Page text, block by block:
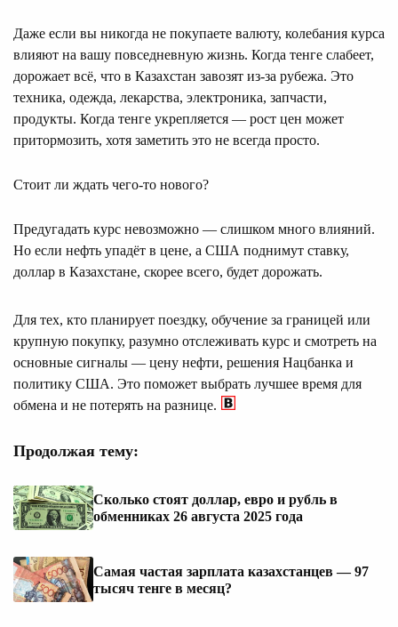
Даже если вы никогда не покупаете валюту, колебания курса
влияют на вашу повседневную жизнь. Когда тенге слабеет,
дорожает всё, что в Казахстан завозят из-за рубежа. Это
техника, одежда, лекарства, электроника, запчасти,
продукты. Когда тенге укрепляется — рост цен может
притормозить, хотя заметить это не всегда просто.
Стоит ли ждать чего-то нового?
Предугадать курс невозможно — слишком много влияний.
Но если нефть упадёт в цене, а США поднимут ставку,
доллар в Казахстане, скорее всего, будет дорожать.
Для тех, кто планирует поездку, обучение за границей или
крупную покупку, разумно отслеживать курс и смотреть на
основные сигналы — цену нефти, решения Нацбанка и
политику США. Это поможет выбрать лучшее время для
обмена и не потерять на разнице.
Продолжая тему:
Сколько стоят доллар, евро и рубль в
обменниках 26 августа 2025 года
Самая частая зарплата казахстанцев — 97
тысяч тенге в месяц?